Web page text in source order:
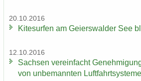
20.10.2016
Ki­te­sur­fen am Gei­ers­wal­der See
12.10.2016
Sach­sen ver­ein­facht
von un­be­mann­ten